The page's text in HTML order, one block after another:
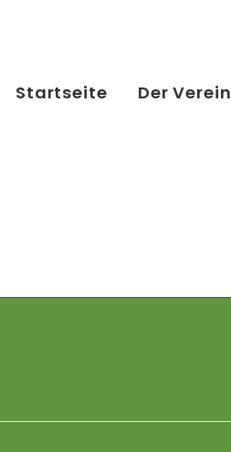
Startseite Der Verein